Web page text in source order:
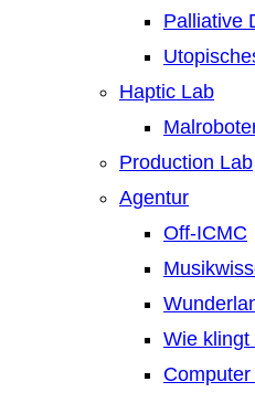
Palliative
Haptic Lab
Production Lab
Agentur
Off-ICMC
Wie klingt